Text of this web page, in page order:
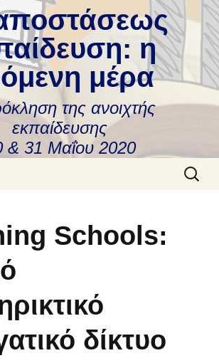
η
μέρα
της ανοιχτής
εκπαίδευσης
& 31 Μαΐου 2020
για:
Schools:
δίκτυο